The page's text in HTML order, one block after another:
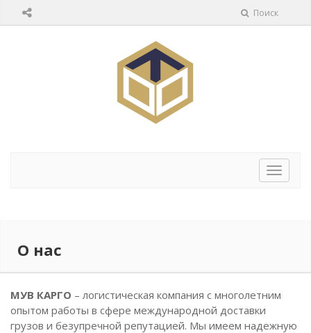
Поиск
О нас
МУВ КАРГО – логистическая компания с многолетним
опытом работы в сфере международной доставки
грузов и безупречной репутацией. Мы имеем надежную